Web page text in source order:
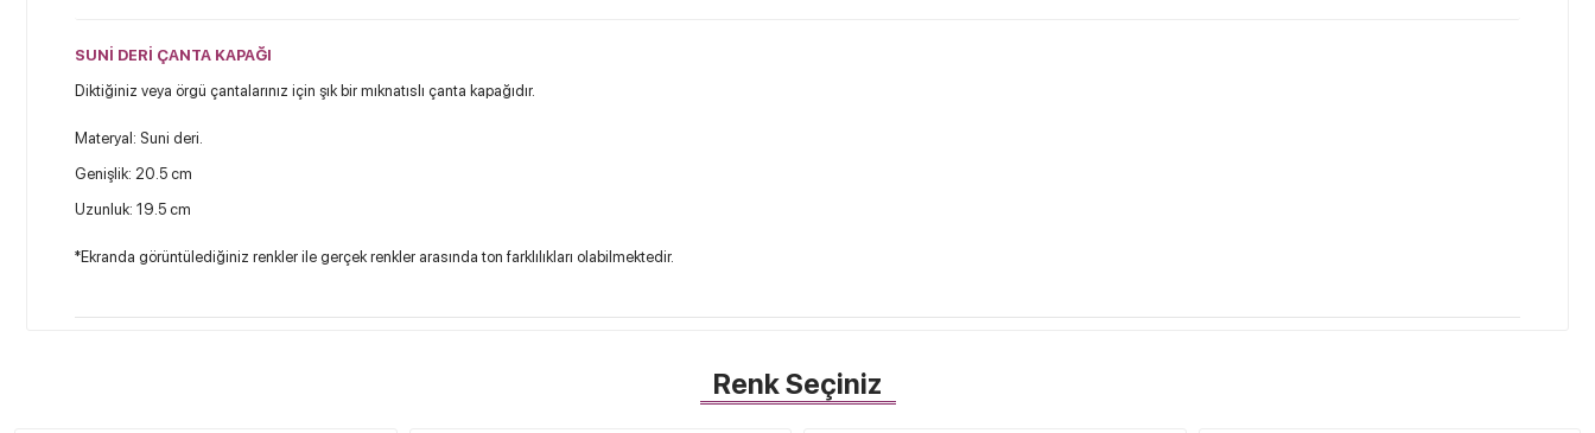
SUNİ DERİ ÇANTA KAPAĞI
Diktiğiniz veya örgü çantalarınız için şık bir mıknatıslı çanta kapağıdır.
Materyal: Suni deri.
Genişlik: 20.5 cm
Uzunluk: 19.5 cm
*Ekranda görüntülediğiniz renkler ile gerçek renkler arasında ton farklılıkları olabilmektedir.
Renk Seçiniz